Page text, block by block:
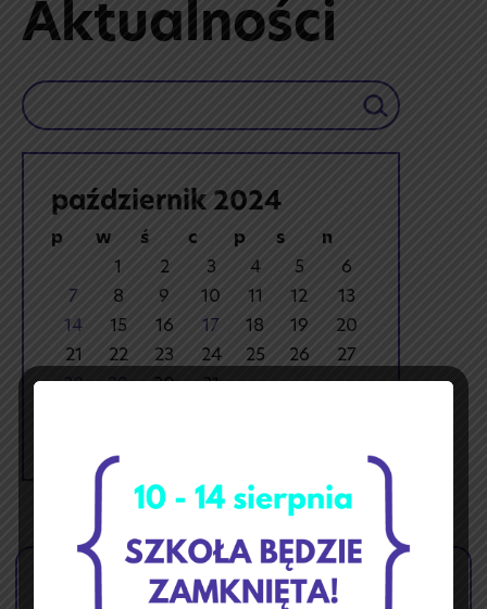
Aktualności
Szukaj
październik 2024
p w ś c p s
n
1
2 3 4 5
6
7
8 9 10 11 12
13
14
15 16 17 18 19
20
21
22 23 24 25 26
27
28
29 30 31
🏝️ Przerwa wakacyjna ☀️